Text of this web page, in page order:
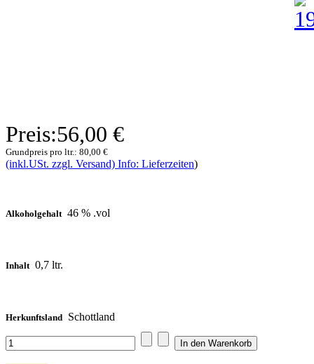
Preis:56,00 €
Grundpreis pro ltr.: 80,00 €
(inkl.USt. zzgl. Versand) Info: Lieferzeiten)
Alkoholgehalt 46 % .vol
Inhalt 0,7 ltr.
Herkunftsland Schottland